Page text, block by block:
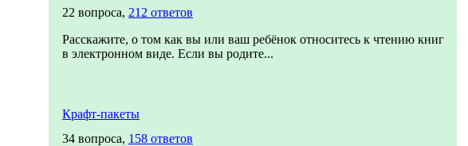
22 вопроса, 212 ответов
Расскажите, о том как вы или ваш ребёнок относитесь к чтению книг
в электронном виде. Если вы родите...
Крафт-пакеты
34 вопроса, 158 ответов